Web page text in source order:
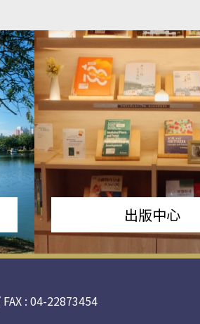
出版中心
: 04-22873454